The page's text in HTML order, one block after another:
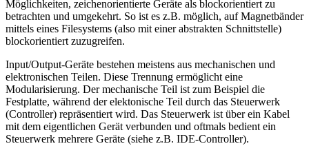
Möglichkeiten, zeichenorientierte Geräte als blockorientiert zu
betrachten und umgekehrt. So ist es z.B. möglich, auf Magnetbänder
mittels eines Filesystems (also mit einer abstrakten Schnittstelle)
blockorientiert zuzugreifen.
Input/Output-Geräte bestehen meistens aus mechanischen und
elektronischen Teilen. Diese Trennung ermöglicht eine
Modularisierung. Der mechanische Teil ist zum Beispiel die
Festplatte, während der elektonische Teil durch das Steuerwerk
(Controller) repräsentiert wird. Das Steuerwerk ist über ein Kabel
mit dem eigentlichen Gerät verbunden und oftmals bedient ein
Steuerwerk mehrere Geräte (siehe z.B. IDE-Controller).